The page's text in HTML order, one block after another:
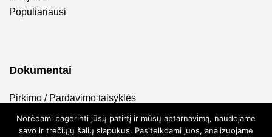
Populiariausi
Dokumentai
Pirkimo / Pardavimo taisyklės
Privatumo politika
Norėdami pagerinti jūsų patirtį ir mūsų aptarnavimą, naudojame
savo ir trečiųjų šalių slapukus. Pasitelkdami juos, analizuojame